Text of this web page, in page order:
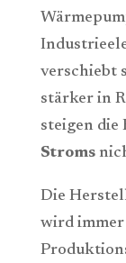
verschiebt
stärker in
steigen die
Stroms
Die
wird immer